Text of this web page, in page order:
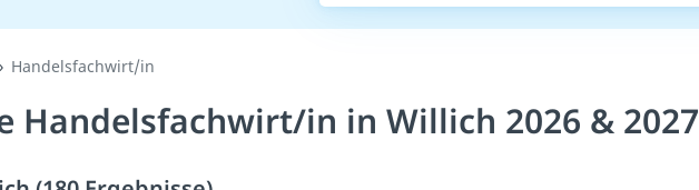
Handelsfachwirt/in
Handelsfachwirt/in in Willich 2026 & 2027